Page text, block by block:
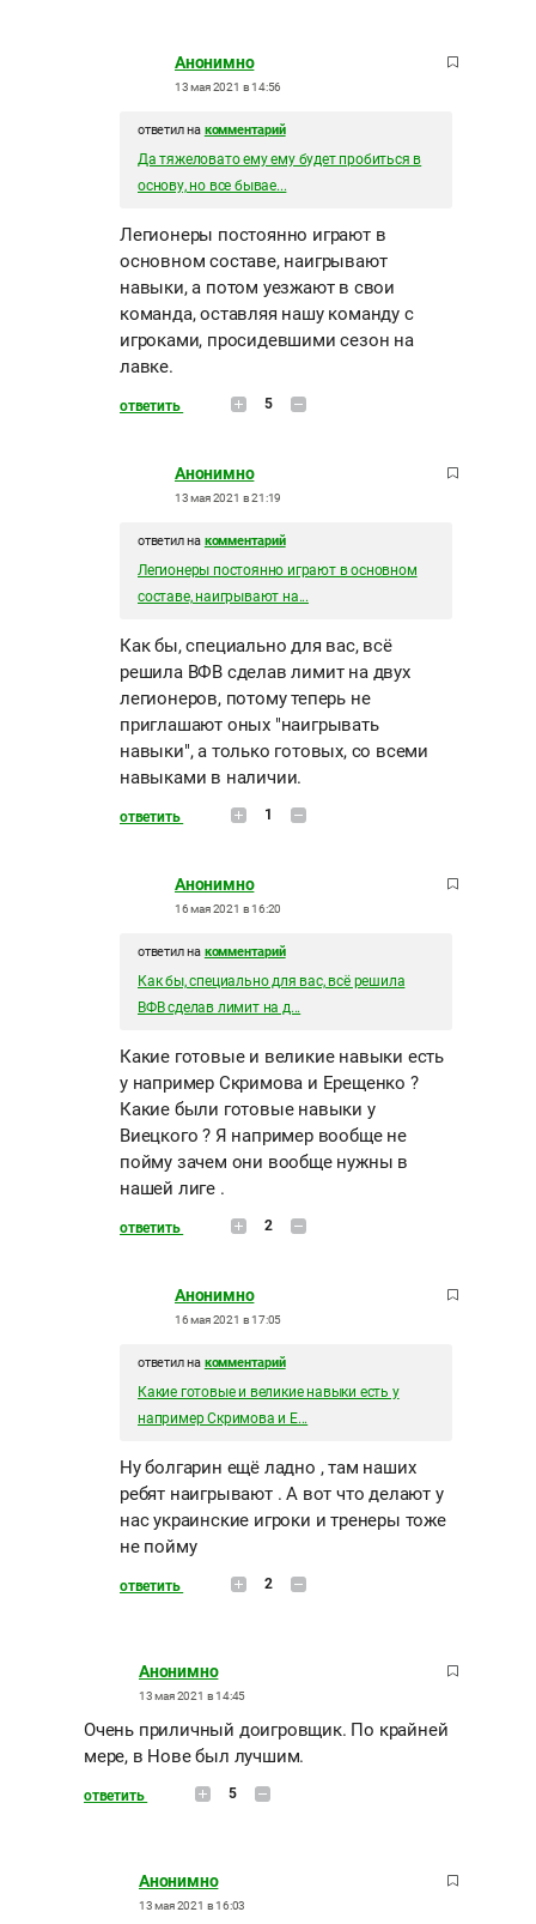
Анонимно
13 мая 2021 в 14:56
ответил на комментарий
Да тяжеловато ему ему будет пробиться в
основу, но все бывае...
Легионеры постоянно играют в
основном составе, наигрывают
навыки, а потом уезжают в свои
команда, оставляя нашу команду с
игроками, просидевшими сезон на
лавке.
ответить 5
Анонимно
13 мая 2021 в 21:19
ответил на комментарий
Легионеры постоянно играют в основном
составе, наигрывают на...
Как бы, специально для вас, всё
решила ВФВ сделав лимит на двух
легионеров, потому теперь не
приглашают оных "наигрывать
навыки", а только готовых, со всеми
навыками в наличии.
ответить 1
Анонимно
16 мая 2021 в 16:20
ответил на комментарий
Как бы, специально для вас, всё решила
ВФВ сделав лимит на д...
Какие готовые и великие навыки есть
у например Скримова и Ерещенко ?
Какие были готовые навыки у
Виецкого ? Я например вообще не
пойму зачем они вообще нужны в
нашей лиге .
ответить 2
Анонимно
16 мая 2021 в 17:05
ответил на комментарий
Какие готовые и великие навыки есть у
например Скримова и Е...
Ну болгарин ещё ладно , там наших
ребят наигрывают . А вот что делают у
нас украинские игроки и тренеры тоже
не пойму
ответить 2
Анонимно
13 мая 2021 в 14:45
Очень приличный доигровщик. По крайней
мере, в Нове был лучшим.
ответить 5
Анонимно
13 мая 2021 в 16:03